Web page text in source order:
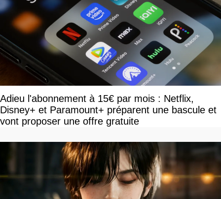
Adieu l'abonnement à 15€ par mois : Netflix,
Disney+ et Paramount+ préparent une bascule et
vont proposer une offre gratuite